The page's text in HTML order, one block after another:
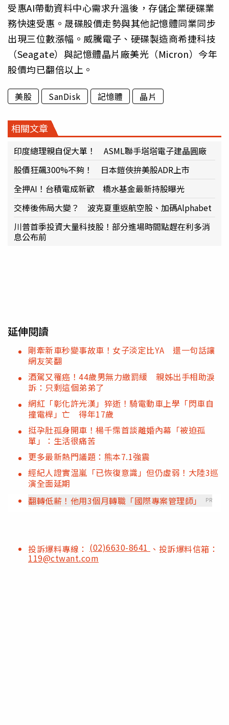
受惠AI帶動資料中心需求升溫後，存儲企業硬碟業
務快速受惠。晟碟股價走勢與其他記憶體同業同步
出現三位數漲幅。威騰電子、硬碟製造商希捷科技
（Seagate）與記憶體晶片廠美光（Micron）今年
股價均已翻倍以上。
美股 SanDisk 記憶體 晶片
相關文章
印度總理親自促大單！ ASML聯手塔塔電子建晶圓廠
股價狂飆300%不夠！ 日本鎧俠拚美股ADR上市
全押AI！台積電成新歡 橋水基金最新持股曝光
交棒後佈局大變？ 波克夏重返航空股、加碼Alphabet
川普首季投資大量科技股！部分進場時間點趕在利多消
息公布前
延伸閱讀
剛牽新車秒變事故車！女子淡定比YA 還一句話讓
網友笑翻
酒駕又罹癌！44歲男無力繳罰緩 親姊出手相助淚
訴：只剩這個弟弟了
網紅「彰化許光漢」猝逝！騎電動車上學「閃車自
撞電桿」亡 得年17歲
挺孕肚孤身開車！楊千霈首談離婚內幕「被迫孤
單」：生活很痛苦
更多最新熱門議題：熊本7.1強震
經紀人證實温嵐「已恢復意識」但仍虛弱！大陸3巡
演全面延期
翻轉低薪！他用3個月轉職「國際專案管理師」
PR
投訴爆料專線： (02)6630-8641 、投訴爆料信箱：
119@ctwant.com